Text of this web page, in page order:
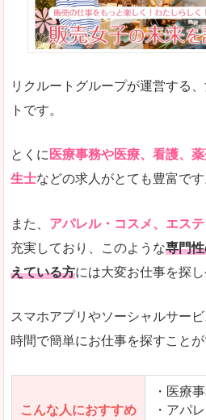
リクルートグループが運営する
トです。
とくに 医療事務や医療、看護、
生士などの求人がとても豊富です
また、 アパレル・コスメ、エス
充実しており、このような専門
えている方には大変お仕事を探し
スマホアプリやソーシャルサー
時間で簡単にお仕事を探すことが
こんな人におすすめ
・医療
・アパ